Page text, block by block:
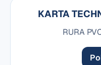
KARTA
RURA